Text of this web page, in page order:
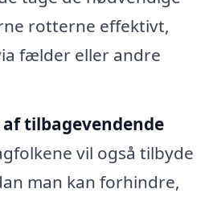
rotterne effektivt,
fælder eller andre
af tilbagevendende
vil også tilbyde
man kan forhindre,